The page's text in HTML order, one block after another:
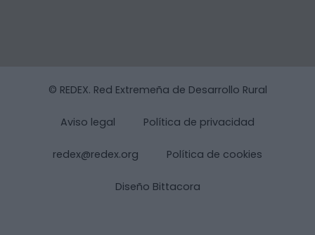
© REDEX. Red Extremeña de Desarrollo Rural
Aviso legal Política de privacidad
redex@redex.org Política de cookies
Diseño Bittacora